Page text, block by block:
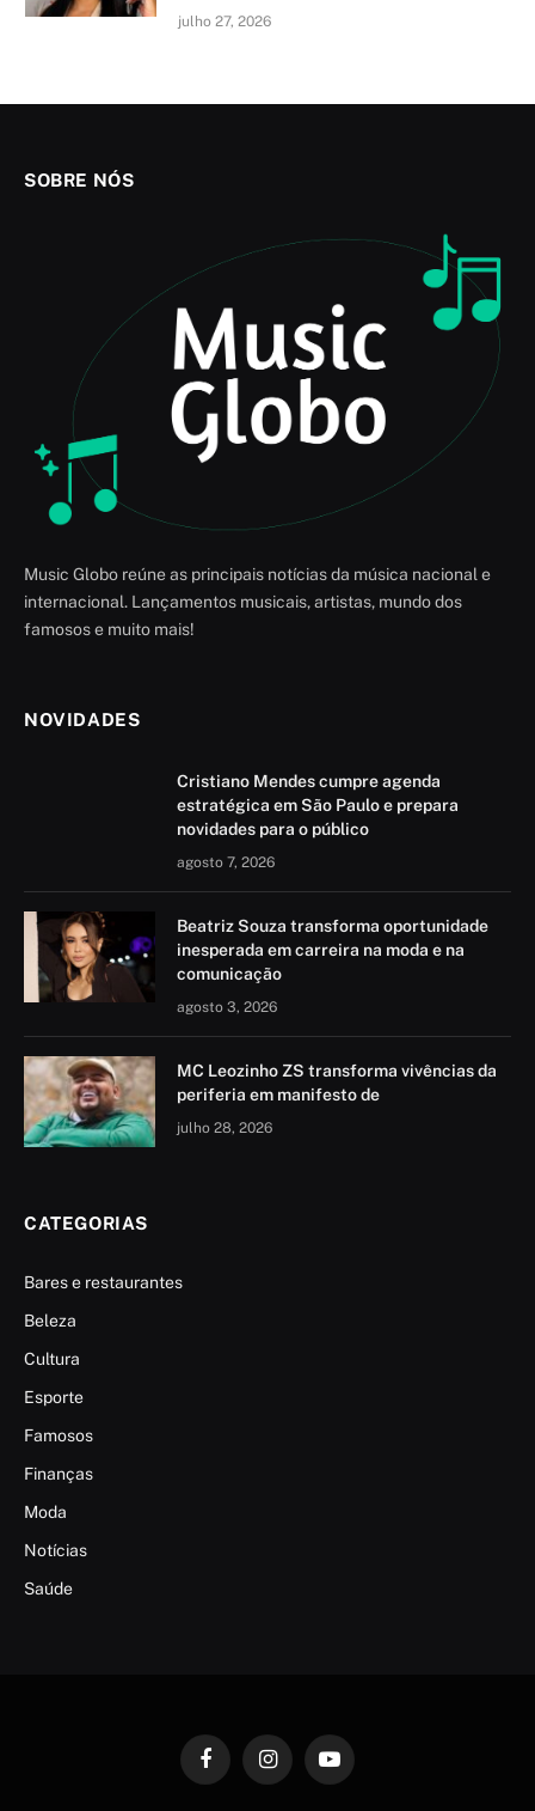
julho 27, 2026
SOBRE NÓS
Music Globo reúne as principais notícias da música nacional e
internacional. Lançamentos musicais, artistas, mundo dos
famosos e muito mais!
NOVIDADES
Cristiano Mendes cumpre agenda
estratégica em São Paulo e prepara
novidades para o público
agosto 7, 2026
Beatriz Souza transforma oportunidade
inesperada em carreira na moda e na
comunicação
agosto 3, 2026
MC Leozinho ZS transforma vivências da
periferia em manifesto de
julho 28, 2026
CATEGORIAS
Bares e restaurantes
Beleza
Cultura
Esporte
Famosos
Finanças
Moda
Notícias
Saúde
FacebookInstagramYouTube